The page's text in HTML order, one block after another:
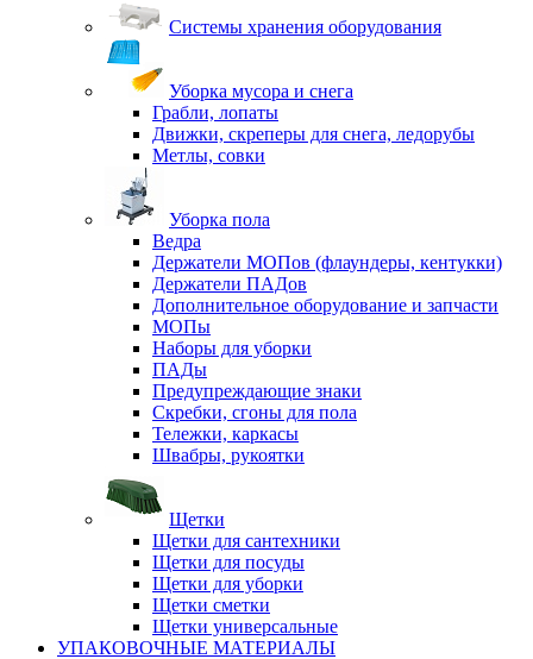
Системы хранения оборудования
Уборка мусора и снега
Грабли, лопаты
Движки, скреперы для снега, ледорубы
Метлы, совки
Уборка пола
Ведра
Держатели МОПов (флаундеры, кентукки)
Держатели ПАДов
Дополнительное оборудование и запчасти
МОПы
Наборы для уборки
ПАДы
Предупреждающие знаки
Скребки, сгоны для пола
Тележки, каркасы
Швабры, рукоятки
Щетки
Щетки для сантехники
Щетки для посуды
Щетки для уборки
Щетки сметки
Щетки универсальные
УПАКОВОЧНЫЕ МАТЕРИАЛЫ